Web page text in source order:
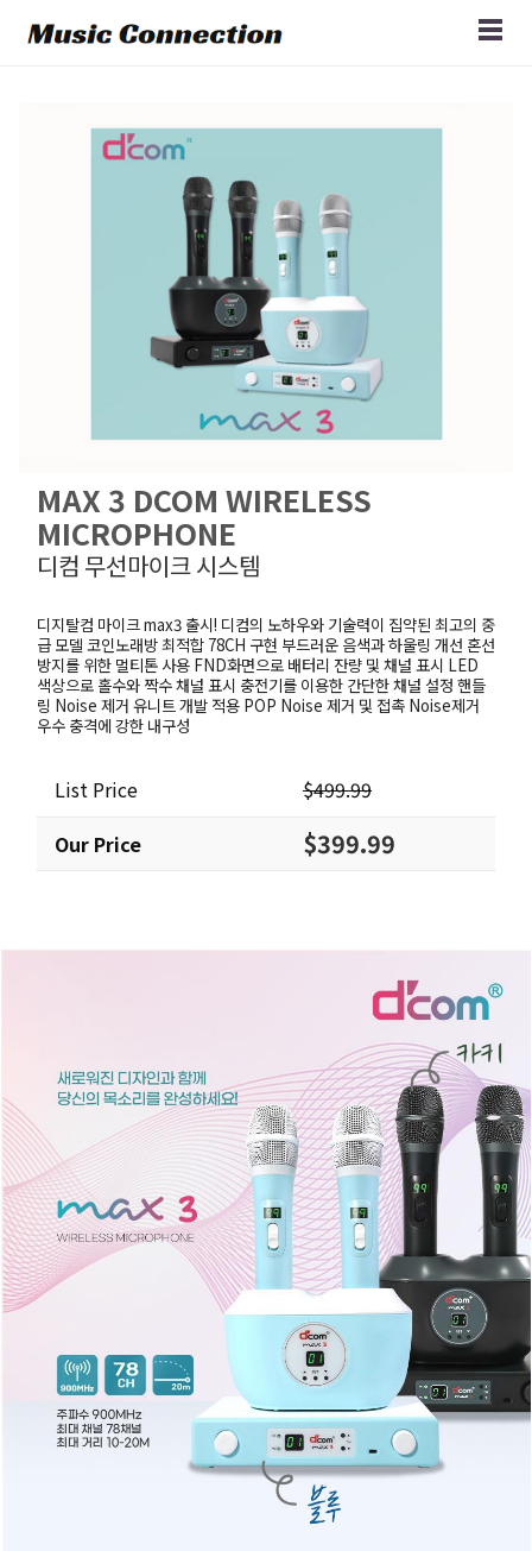
MAX 3 DCOM WIRELESS
MICROPHONE
디컴 무선마이크 시스템
디지탈컴 마이크 max3 출시! 디컴의 노하우와 기술력이 집약된 최고의 중
급 모델 코인노래방 최적합 78CH 구현 부드러운 음색과 하울링 개선 혼선
방지를 위한 멀티톤 사용 FND화면으로 배터리 잔량 및 채널 표시 LED
색상으로 홀수와 짝수 채널 표시 충전기를 이용한 간단한 채널 설정 핸들
링 Noise 제거 유니트 개발 적용 POP Noise 제거 및 접촉 Noise제거
우수 충격에 강한 내구성
List Price
$499.99
Our Price
$399.99